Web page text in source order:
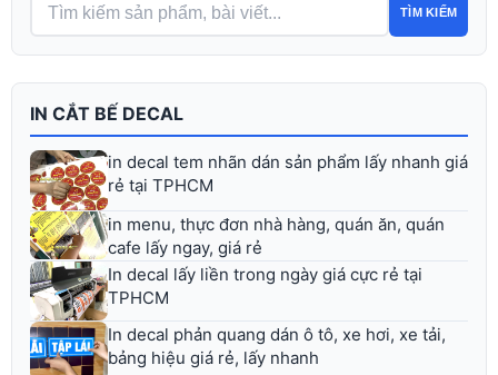
TÌM KIẾM
IN CẮT BẾ DECAL
in decal tem nhãn dán sản phẩm lấy nhanh giá
rẻ tại TPHCM
in menu, thực đơn nhà hàng, quán ăn, quán
cafe lấy ngay, giá rẻ
In decal lấy liền trong ngày giá cực rẻ tại
TPHCM
In decal phản quang dán ô tô, xe hơi, xe tải,
bảng hiệu giá rẻ, lấy nhanh